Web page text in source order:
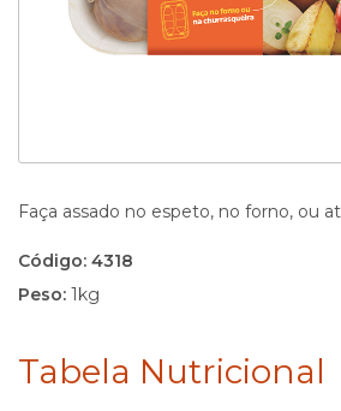
Faça assado no espeto, no forno, ou
Código: 4318
Peso: 1kg
Tabela Nutricional